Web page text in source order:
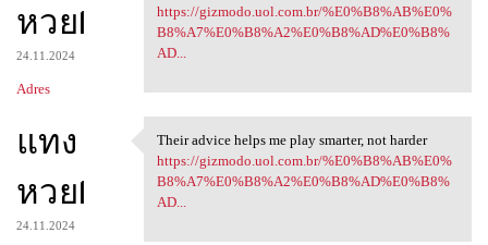
หวย1
24.11.2024
Adres
https://gizmodo.uol.com.br/%E0%B8%AB%E0%
B8%A7%E0%B8%A2%E0%B8%AD%E0%B8%
AD...
แทง
หวย1
24.11.2024
Their advice helps me play
Their advice helps me play smarter, not harder
https://gizmodo.uol.com.br/%E0%B8%AB%E0%
B8%A7%E0%B8%A2%E0%B8%AD%E0%B8%
AD...